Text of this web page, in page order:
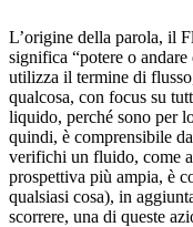
L’origine della parola, il
significa “potere o
utilizza il termine di
qualcosa, con focus su
liquido, perché sono per
quindi, è comprensibile
verifichi un fluido, come
prospettiva più ampia, è
qualsiasi cosa), in
scorrere, una di queste